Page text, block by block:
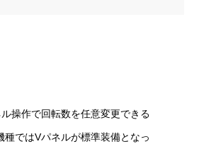
操作で回転数を任意変更できる
ではVパネルが標準装備となっ